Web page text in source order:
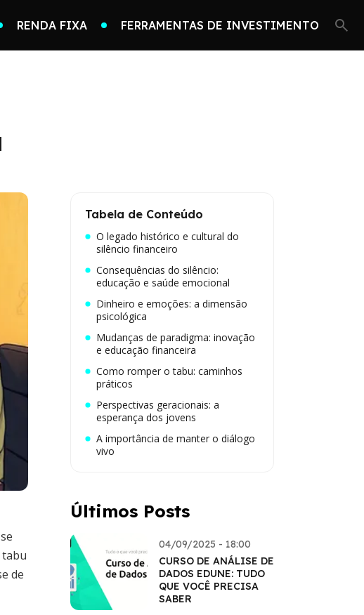
RENDA FIXA FERRAMENTAS DE INVESTIMENTO
de
Tabela de Conteúdo
O legado histórico e cultural do
silêncio financeiro
Consequências do silêncio:
educação e saúde emocional
Dinheiro e emoções: a dimensão
psicológica
Mudanças de paradigma: inovação
e educação financeira
Como romper o tabu: caminhos
práticos
Perspectivas geracionais: a
esperança dos jovens
A importância de manter o diálogo
vivo
Últimos Posts
04/09/2025 - 18:00
CURSO DE ANÁLISE DE
DADOS EDUNE: TUDO
QUE VOCÊ PRECISA
SABER